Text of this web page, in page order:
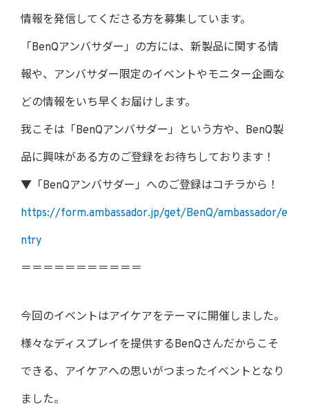
情報を発信してくださる方を募集しています。
「BenQアンバサダー」の方には、新製品に関する情
報や、アンバサダー限定のイベントやモニター企画な
どの情報をいち早くお届けします。
我こそは「BenQアンバサダー」という方や、BenQ製
品に興味がある方のご登録をお待ちしております！
▼「BenQアンバサダー」へのご登録はコチラから！
https://form.ambassador.jp/get/BenQ/ambassador/e
ntry
＝＝＝＝＝＝＝＝＝＝＝
今回のイベントはアイケアをテーマに開催しました。
様々なディスプレイを提供するBenQさんだからこそ
できる、アイケアへの思いがつまったイベントとなり
ました。